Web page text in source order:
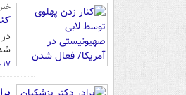
۱۷ خرداد ۰۵ - ۰۵:۱۳